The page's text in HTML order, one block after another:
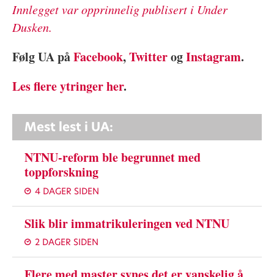
Innlegget var opprinnelig publisert i Under
Dusken.
Følg UA påFacebook,TwitterogInstagram.
Les flere ytringer her.
Mest lest i UA:
NTNU-reform ble begrunnet med
toppforskning
4 DAGER SIDEN
Slik blir immatrikuleringen ved NTNU
2 DAGER SIDEN